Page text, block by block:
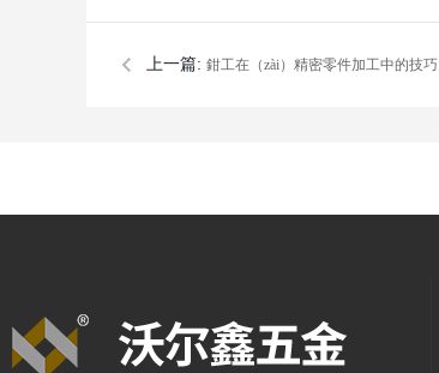
上一篇: 鉗工在（zài）精密零件加工中的技巧